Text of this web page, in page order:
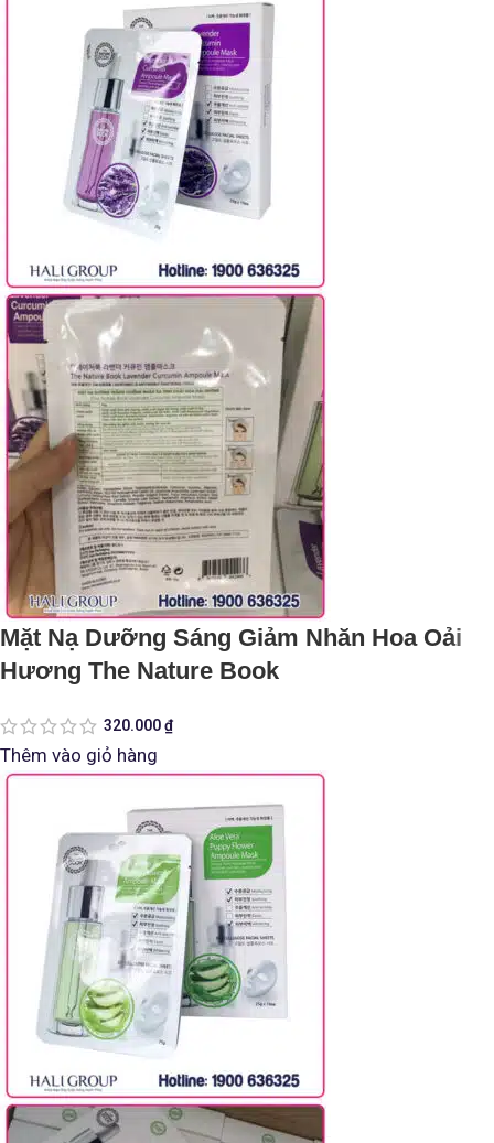
Mặt Nạ Dưỡng Sáng Giảm Nhăn Hoa Oải
Hương The Nature Book
320.000₫
Thêm vào giỏ hàng